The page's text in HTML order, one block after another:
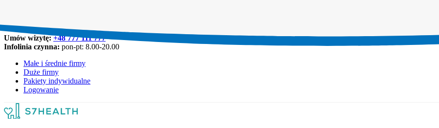
Umów wizytę:+48 777 111 777
Infolinia czynna: pon-pt: 8.00-20.00
Małe i średnie firmy
Duże firmy
Pakiety indywidualne
Logowanie